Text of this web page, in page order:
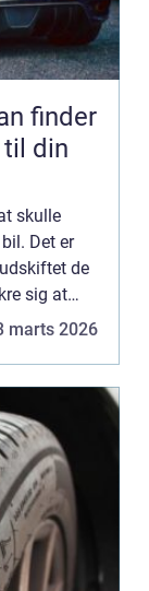
din
skulle
Det er
de
sig at
Det er b...
marts 2026